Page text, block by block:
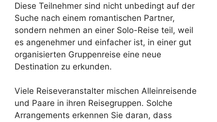
Diese Teilnehmer sind nicht unbedingt auf der
Suche nach einem romantischen Partner,
sondern nehmen an einer Solo-Reise teil, weil
es angenehmer und einfacher ist, in einer gut
organisierten Gruppenreise eine neue
Destination zu erkunden.
Viele Reiseveranstalter mischen Alleinreisende
und Paare in ihren Reisegruppen. Solche
Arrangements erkennen Sie daran, dass